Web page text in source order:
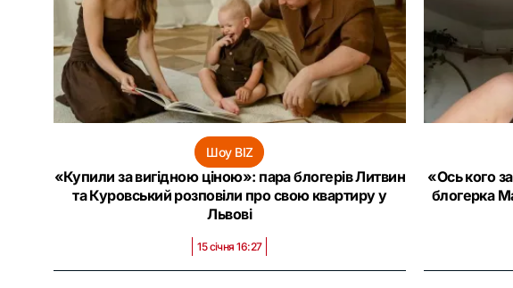
Шоу BIZ
«Купили за вигідною ціною»: пара блогерів Литвин
та Куровський розповіли про свою квартиру у
Львові
15 січня 16:27
«Ось кого
блогерка